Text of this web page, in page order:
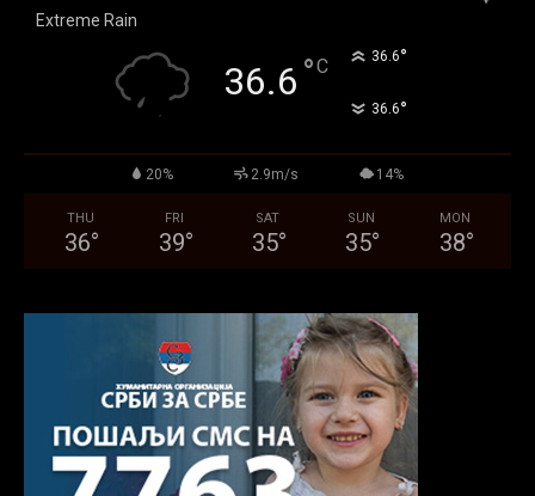
Extreme Rain
36.6 °C 36.6°
36.6°
20% 2.9m/s 14%
THU
36°
FRI
39°
SAT
35°
SUN
35°
MON
38°